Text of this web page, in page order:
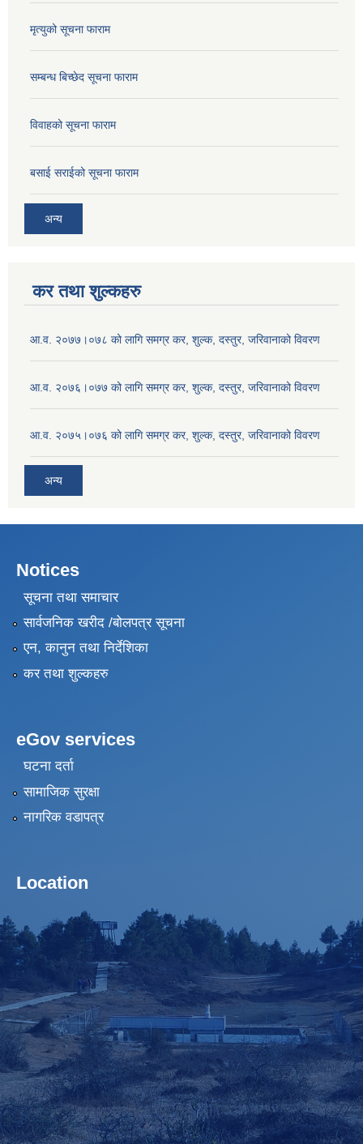
मृत्युको सूचना फाराम
सम्बन्ध बिच्छेद सूचना फाराम
विवाहको सूचना फाराम
बसाई सराईको सूचना फाराम
अन्य
कर तथा शुल्कहरु
आ.व. २०७७।०७८ को लागि समग्र कर, शुल्क, दस्तुर, जरिवानाको विवरण
आ.व. २०७६।०७७ को लागि समग्र कर, शुल्क, दस्तुर, जरिवानाको विवरण
आ.व. २०७५।०७६ को लागि समग्र कर, शुल्क, दस्तुर, जरिवानाको विवरण
अन्य
Notices
सूचना तथा समाचार
सार्वजनिक खरीद /बोलपत्र सूचना
एन, कानुन तथा निर्देशिका
कर तथा शुल्कहरु
eGov services
घटना दर्ता
सामाजिक सुरक्षा
नागरिक वडापत्र
Location